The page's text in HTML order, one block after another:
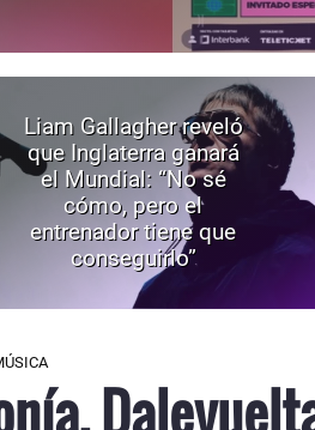
Liam Gallagher reveló
que Inglaterra ganará
el Mundial: “No sé
cómo, pero el
entrenador tiene que
conseguirlo”